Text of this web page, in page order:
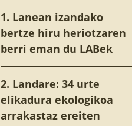
1. Lanean izandako
bertze hiru heriotzaren
berri eman du LABek
2. Landare: 34 urte
elikadura ekologikoa
arrakastaz ereiten